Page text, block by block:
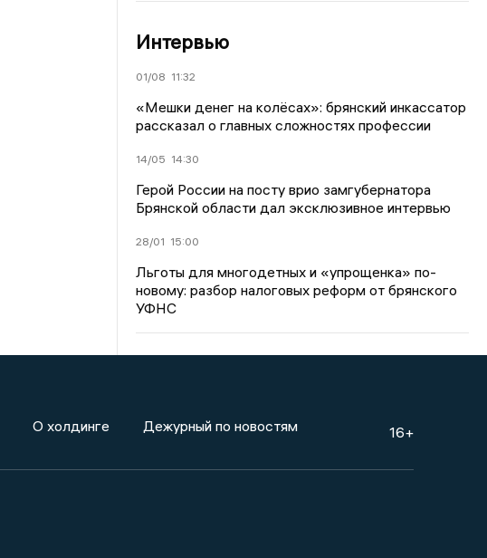
Интервью
01/08 11:32
«Мешки денег на колёсах»: брянский инкассатор
рассказал о главных сложностях профессии
14/05 14:30
Герой России на посту врио замгубернатора
Брянской области дал эксклюзивное интервью
28/01 15:00
Льготы для многодетных и «упрощенка» по-
новому: разбор налоговых реформ от брянского
УФНС
О холдинге Дежурный по новостям 16+